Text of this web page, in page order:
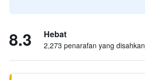
8.3 Hebat
2,273 penarafan yang disahkan